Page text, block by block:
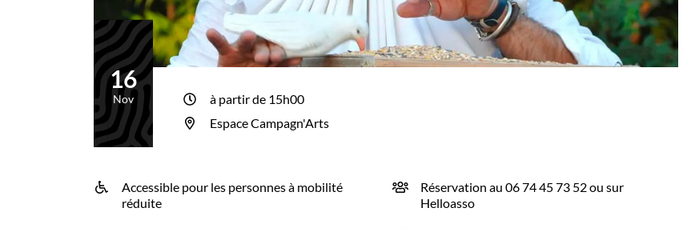
Le
16
Nov
à partir de 15h00
Espace Campagn'Arts
INFOS UTILES
Accessible pour les personnes à mobilité
réduite
Réservation au 06 74 45 73 52 ou sur
Helloasso